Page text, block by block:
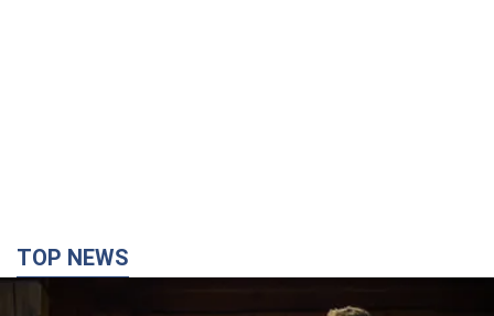
TOP NEWS